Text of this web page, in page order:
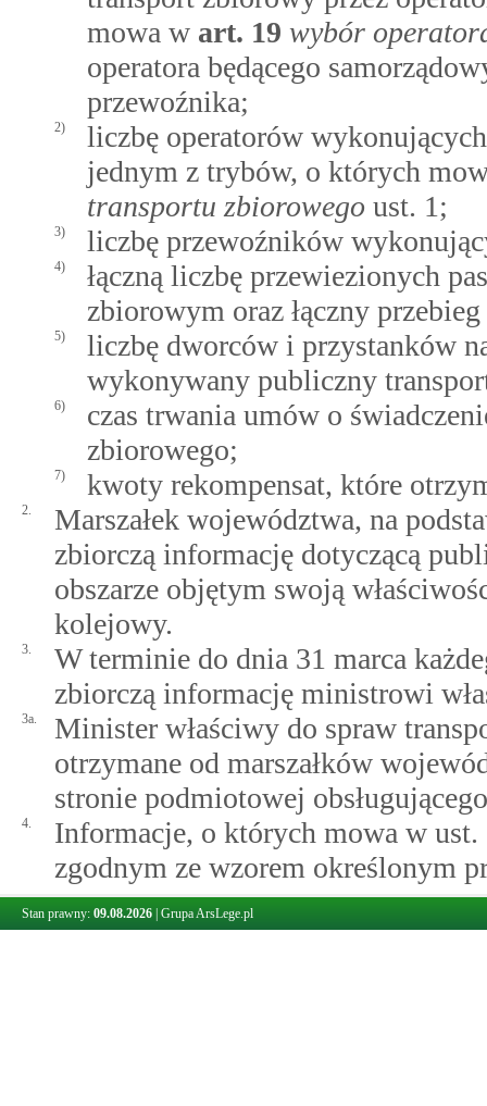
mowa w art. 19 wybór
operatora będącego
przewoźnika;
2)
liczbę operatorów
jednym z trybów, o których
transportu zbiorowego ust. 1;
3) liczbę przewoźników
4)
łączną liczbę przewiezionych
zbiorowym oraz łączny
5)
liczbę dworców i przystanków
wykonywany publiczny
6)
czas trwania umów o
zbiorowego;
7) kwoty rekompensat, które
2.
Marszałek województwa, na
zbiorczą informację dotyczącą
obszarze objętym swoją
kolejowy.
3.
W terminie do dnia 31 marca
zbiorczą informację ministrowi
3a.
Minister właściwy do spraw
otrzymane od marszałków
stronie podmiotowej
4.
Informacje, o których mowa w
zgodnym ze wzorem określonym
transportu.
5.
Minister właściwy do spraw
Stan prawny: 09.08.2026 Grupa ArsLege.pl